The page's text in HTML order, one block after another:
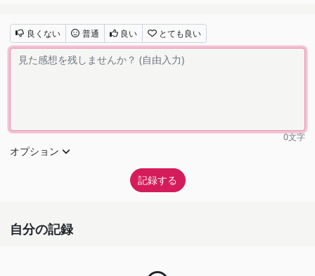
良くない 普通 良い とても良い
0文字
オプション
自分の記録